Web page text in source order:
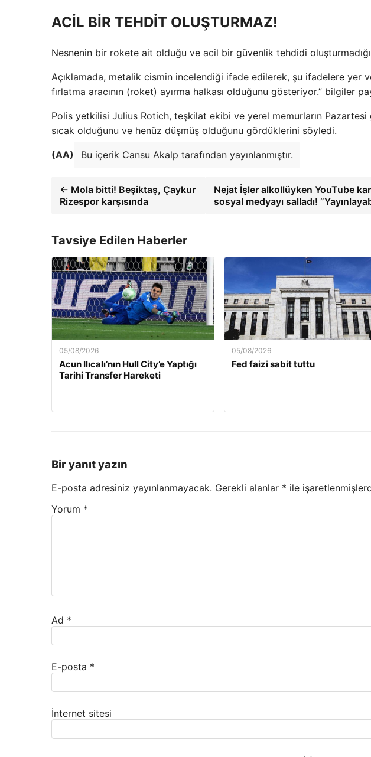
ACİL BİR TEHDİT OLUŞTURMAZ!
Nesnenin bir rokete ait olduğu ve acil bir güvenlik tehdidi
Açıklamada, metalik cismin incelendiği ifade edilerek, şu ifadelere yer
fırlatma aracının (roket) ayırma halkası olduğunu gösteriyor.” bilgiler
Polis yetkilisi Julius Rotich, teşkilat ekibi ve yerel memurların Pazartesi
sıcak olduğunu ve henüz düşmüş olduğunu gördüklerini söyledi.
(AA) Bu içerik Cansu Akalp tarafından yayınlanmıştır.
← Mola bitti! Beşiktaş, Çaykur
Rizespor karşısında
Nejat İşler alkollüyken YouTube
sosyal medyayı salladı!
Tavsiye Edilen Haberler
05/08/2026
Acun Ilıcalı’nın Hull City’e Yaptığı
Tarihi Transfer Hareketi
05/08/2026
Fed faizi sabit tuttu
Bir yanıt yazın
E-posta adresiniz yayınlanmayacak. Gerekli alanlar * ile
Yorum *
Ad *
E-posta *
İnternet sitesi